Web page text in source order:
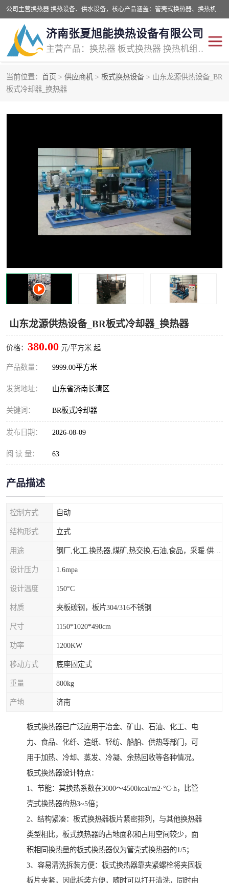
公司主营换热器.换热设备、供水设备，核心产品涵盖：管壳式换热器、换热机组、不锈钢组合式水箱、水处理设备等，提供非标设备集生产、销售、安装一体化服务，可满足全国酒店、学校、医院、商业综合体、工业项目等多场景换热与供水需求。
济南张夏旭能换热设备有限公司
主营产品：换热器 板式换热器 换热机组 供水设备 水处理设备
当前位置： 首页 > 供应商机 > 板式换热设备 > 山东龙源供热设备_BR
板式冷却器_换热器
山东龙源供热设备_BR板式冷却器_换热器
价格： 380.00 元/平方米 起
产品数量： 9999.00平方米
发货地址： 山东省济南长清区
关键词： BR板式冷却器
发布日期： 2026-08-09
阅 读 量： 63
产品描述
控制方式 自动
结构形式 立式
用途
设计压力 1.6mpa
设计温度 150°C
材质 夹板碳钢，板片304/316不锈钢
尺寸 1150*1020*490cm
功率 1200KW
移动方式 底座固定式
重量 800kg
产地 济南
板式换热器已广泛应用于冶金、矿山、石油、化工、电
力、食品、化纤、造纸、轻纺、船舶、供热等部门，可
用于加热、冷却、蒸发、冷凝、余热回收等各种情况。
板式换热器设计特点：
1、节能：其换热系数在3000～4500kcal/m2·°C·h，比管
壳式换热器的热3~5倍；
2、结构紧凑：板式换热器板片紧密排列，与其他换热器
类型相比，板式换热器的占地面积和占用空间较少，面
积相同换热量的板式换热器仅为管壳式换热器的1/5；
3、容易清洗拆装方便：板式换热器靠夹紧螺栓将夹固板
板片夹紧，因此拆装方便，随时可以打开清洗，同时由
管壳式换热器
汽水换热机组 板式换热设备
囊式膨胀水箱 水处理器设备
智能供水设备 锅炉辅机设备
非标加工设备